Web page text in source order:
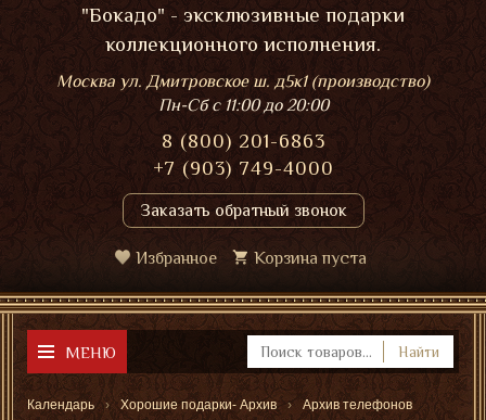
"Бокадо" - эксклюзивные подарки
коллекционного исполнения.
Москва ул. Дмитровское ш. д5к1 (производство)
Пн-Сбс 11:00 до 20:00
8 (800) 201-6863
+7 (903) 749-4000
Заказать обратный звонок
Избранное Корзина пуста
МЕНЮ Найти
Календарь Хорошие подарки- Архив Архив телефонов